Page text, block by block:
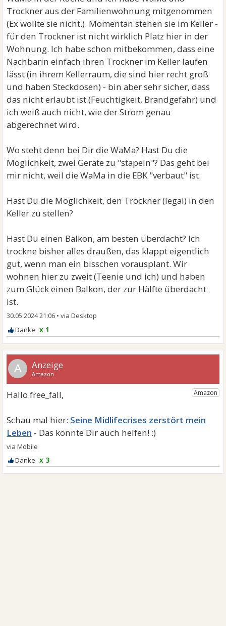
Trockner aus der Familienwohnung mitgenommen
(Ex wollte sie nicht.). Momentan stehen sie im Keller -
für den Trockner ist nicht wirklich Platz hier in der
Wohnung. Ich habe schon mitbekommen, dass eine
Nachbarin einfach ihren Trockner im Keller laufen
lässt (in ihrem Kellerraum, die sind hier recht groß
und haben Steckdosen) - bin aber sehr sicher, dass
das nicht erlaubt ist (Feuchtigkeit, Brandgefahr) und
ich weiß auch nicht, wie der Strom genau
abgerechnet wird.
Wo steht denn bei Dir die WaMa? Hast Du die
Möglichkeit, zwei Geräte zu "stapeln"? Das geht bei
mir nicht, weil die WaMa in die EBK "verbaut" ist.
Hast Du die Möglichkeit, den Trockner (legal) in den
Keller zu stellen?
Hast Du einen Balkon, am besten überdacht? Ich
trockne bisher alles draußen, das klappt eigentlich
gut, wenn man ein bisschen vorausplant. Wir
wohnen hier zu zweit (Teenie und ich) und haben
zum Glück einen Balkon, der zur Hälfte überdacht
ist.
30.05.2024 21:06 •
x 1
A
Seine Midlifecrises zerstört mein
Leben
x 3